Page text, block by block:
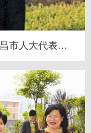
江西省人民政府常务副省长凌成兴与南昌市人大代表、校董事长胡乐平